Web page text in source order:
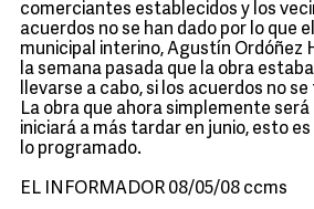
comerciantes establecidos y los
acuerdos no se han dado por lo que
municipal interino, Agustín Ordóñez
la semana pasada que la obra
llevarse a cabo, si los acuerdos no
La obra que ahora simplemente
iniciará a más tardar en junio, esto
lo programado.
EL INFORMADOR 08/05/08 ccms